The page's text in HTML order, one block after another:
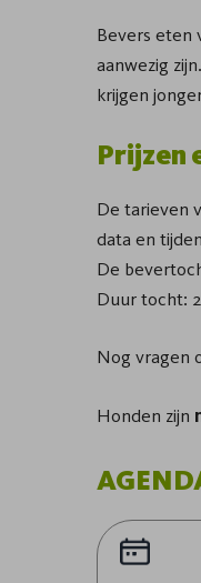
Bevers eten
aanwezig
krijgen
Prijzen
De tarieven
data en
De
Duur tocht:
Nog vragen
Honden zijn